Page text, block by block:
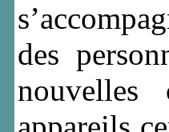
des
nouvelles